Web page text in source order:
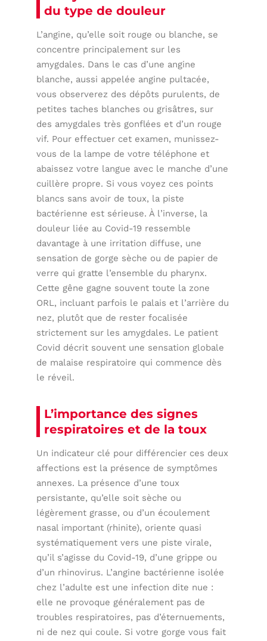
du type de douleur
L’angine, qu’elle soit rouge ou blanche, se
concentre principalement sur les
amygdales. Dans le cas d’une angine
blanche, aussi appelée angine pultacée,
vous observerez des dépôts purulents, de
petites taches blanches ou grisâtres, sur
des amygdales très gonflées et d’un rouge
vif. Pour effectuer cet examen, munissez-
vous de la lampe de votre téléphone et
abaissez votre langue avec le manche d’une
cuillère propre. Si vous voyez ces points
blancs sans avoir de toux, la piste
bactérienne est sérieuse. À l’inverse, la
douleur liée au Covid-19 ressemble
davantage à une irritation diffuse, une
sensation de gorge sèche ou de papier de
verre qui gratte l’ensemble du pharynx.
Cette gêne gagne souvent toute la zone
ORL, incluant parfois le palais et l’arrière du
nez, plutôt que de rester focalisée
strictement sur les amygdales. Le patient
Covid décrit souvent une sensation globale
de malaise respiratoire qui commence dès
le réveil.
L’importance des signes
respiratoires et de la toux
Un indicateur clé pour différencier ces deux
affections est la présence de symptômes
annexes. La présence d’une toux
persistante, qu’elle soit sèche ou
légèrement grasse, ou d’un écoulement
nasal important (rhinite), oriente quasi
systématiquement vers une piste virale,
qu’il s’agisse du Covid-19, d’une grippe ou
d’un rhinovirus. L’angine bactérienne isolée
chez l’adulte est une infection dite nue :
elle ne provoque généralement pas de
troubles respiratoires, pas d’éternuements,
ni de nez qui coule. Si votre gorge vous fait